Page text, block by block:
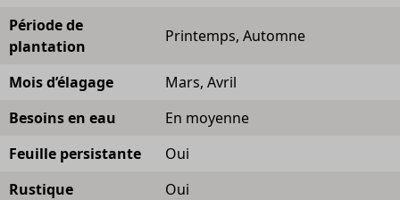
Période de
plantation
Printemps, Automne
Mois d’élagage
Mars, Avril
Besoins en eau
En moyenne
Feuille persistante
Oui
Rustique
Oui